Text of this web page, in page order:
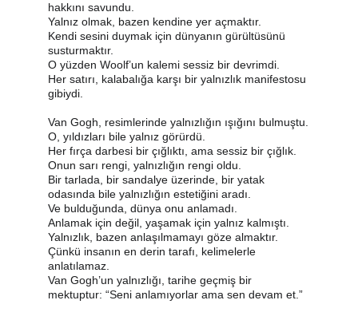
hakkını savundu.
Yalnız olmak, bazen kendine yer açmaktır.
Kendi sesini duymak için dünyanın gürültüsünü
susturmaktır.
O yüzden Woolf’un kalemi sessiz bir devrimdi.
Her satırı, kalabalığa karşı bir yalnızlık manifestosu
gibiydi.
Van Gogh, resimlerinde yalnızlığın ışığını bulmuştu.
O, yıldızları bile yalnız görürdü.
Her fırça darbesi bir çığlıktı, ama sessiz bir çığlık.
Onun sarı rengi, yalnızlığın rengi oldu.
Bir tarlada, bir sandalye üzerinde, bir yatak
odasında bile yalnızlığın estetiğini aradı.
Ve bulduğunda, dünya onu anlamadı.
Anlamak için değil, yaşamak için yalnız kalmıştı.
Yalnızlık, bazen anlaşılmamayı göze almaktır.
Çünkü insanın en derin tarafı, kelimelerle
anlatılamaz.
Van Gogh’un yalnızlığı, tarihe geçmiş bir
mektuptur: “Seni anlamıyorlar ama sen devam et.”